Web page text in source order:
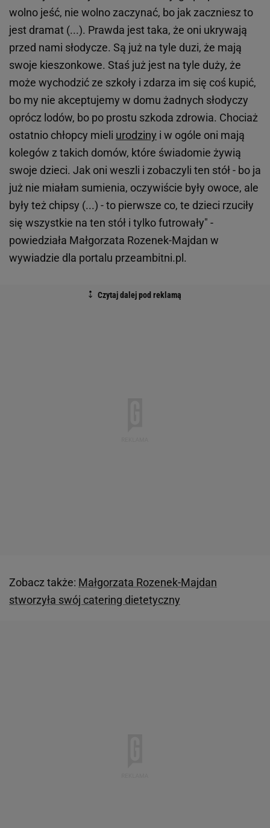
wolno jeść, nie wolno zaczynać, bo jak zaczniesz to
jest dramat (...). Prawda jest taka, że oni ukrywają
przed nami słodycze. Są już na tyle duzi, że mają
swoje kieszonkowe. Staś już jest na tyle duży, że
może wychodzić ze szkoły i zdarza im się coś kupić,
bo my nie akceptujemy w domu żadnych słodyczy
oprócz lodów, bo po prostu szkoda zdrowia. Chociaż
ostatnio chłopcy mieli urodziny i w ogóle oni mają
kolegów z takich domów, które świadomie żywią
swoje dzieci. Jak oni weszli i zobaczyli ten stół - bo ja
już nie miałam sumienia, oczywiście były owoce, ale
były też chipsy (...) - to pierwsze co, te dzieci rzuciły
się wszystkie na ten stół i tylko futrowały" -
powiedziała Małgorzata Rozenek-Majdan w
wywiadzie dla portalu przeambitni.pl.
Zobacz także: Małgorzata Rozenek-Majdan
stworzyła swój catering dietetyczny